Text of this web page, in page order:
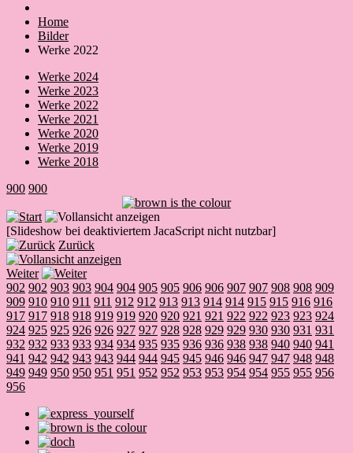
Home
Bilder
Werke 2022
Werke 2024
Werke 2023
Werke 2022
Werke 2021
Werke 2020
Werke 2019
Werke 2018
900 900
[Slideshow bei deaktiviertem JacaScript nicht nutzbar]
Zurück
Weiter
902 902 903 903 904 904 905 905 906 906 907 907 908 908 909
909 910 910 911 911 912 912 913 913 914 914 915 915 916 916
917 917 918 918 919 919 920 920 921 921 922 922 923 923 924
924 925 925 926 926 927 927 928 928 929 929 930 930 931 931
932 932 933 933 934 934 935 935 936 936 938 938 940 940 941
941 942 942 943 943 944 944 945 945 946 946 947 947 948 948
949 949 950 950 951 951 952 952 953 953 954 954 955 955 956
956